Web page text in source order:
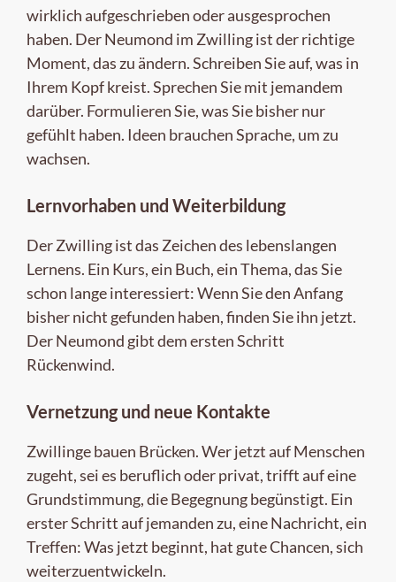
wirklich aufgeschrieben oder ausgesprochen
haben. Der Neumond im Zwilling ist der richtige
Moment, das zu ändern. Schreiben Sie auf, was in
Ihrem Kopf kreist. Sprechen Sie mit jemandem
darüber. Formulieren Sie, was Sie bisher nur
gefühlt haben. Ideen brauchen Sprache, um zu
wachsen.
Lernvorhaben und Weiterbildung
Der Zwilling ist das Zeichen des lebenslangen
Lernens. Ein Kurs, ein Buch, ein Thema, das Sie
schon lange interessiert: Wenn Sie den Anfang
bisher nicht gefunden haben, finden Sie ihn jetzt.
Der Neumond gibt dem ersten Schritt
Rückenwind.
Vernetzung und neue Kontakte
Zwillinge bauen Brücken. Wer jetzt auf Menschen
zugeht, sei es beruflich oder privat, trifft auf eine
Grundstimmung, die Begegnung begünstigt. Ein
erster Schritt auf jemanden zu, eine Nachricht, ein
Treffen: Was jetzt beginnt, hat gute Chancen, sich
weiterzuentwickeln.